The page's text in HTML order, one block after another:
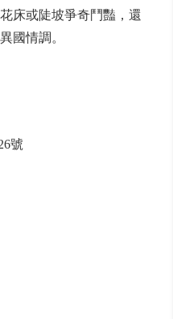
床或陡坡爭奇鬥豔，還
國情調。
號